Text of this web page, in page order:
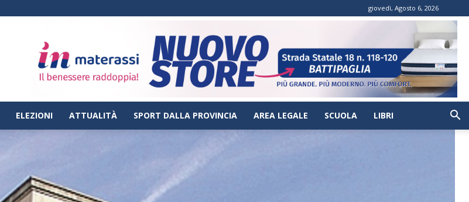
giovedì, Agosto 6, 2026
ELEZIONI ATTUALITÀ SPORT DALLA PROVINCIA AREA LEGALE SCUOLA LIBRI